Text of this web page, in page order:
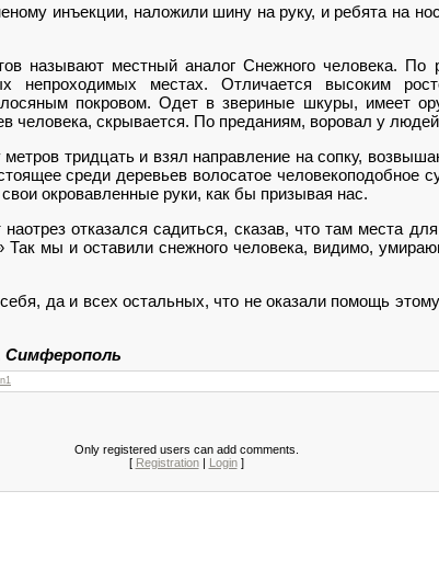
инъекции, наложили шину на руку, и ребята на
называют местный аналог Снежного человека. По
непроходимых местах. Отличается высоким
покровом. Одет в звериные шкуры, имеет
человека, скрывается. По преданиям, воровал у
тридцать и взял направление на сопку,
среди деревьев волосатое человекоподобное
окровавленные руки, как бы призывая нас.
отказался садиться, сказав, что там места
мы и оставили снежного человека, видимо,
да и всех остальных, что не оказали помощь
Симферополь
Only registered users can add comments.
[ Registration| Login]